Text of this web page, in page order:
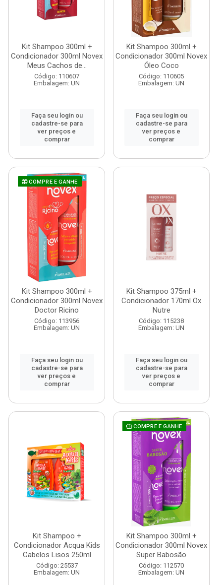
Kit Shampoo 300ml +
Condicionador 300ml Novex
Meus Cachos de...
Código: 110607
Embalagem: UN
Faça seu login ou
cadastre-se para
ver preços e
comprar
Kit Shampoo 300ml +
Condicionador 300ml Novex
Óleo Coco
Código: 110605
Embalagem: UN
Faça seu login ou
cadastre-se para
ver preços e
comprar
COMPRE E GANHE
Kit Shampoo 300ml +
Condicionador 300ml Novex
Doctor Ricino
Código: 113956
Embalagem: UN
Faça seu login ou
cadastre-se para
ver preços e
comprar
Kit Shampoo 375ml +
Condicionador 170ml Ox
Nutre
Código: 115238
Embalagem: UN
Faça seu login ou
cadastre-se para
ver preços e
comprar
Kit Shampoo +
Condicionador Acqua Kids
Cabelos Lisos 250ml
Código: 25537
Embalagem: UN
COMPRE E GANHE
Kit Shampoo 300ml +
Condicionador 300ml Novex
Super Babosão
Código: 112570
Embalagem: UN